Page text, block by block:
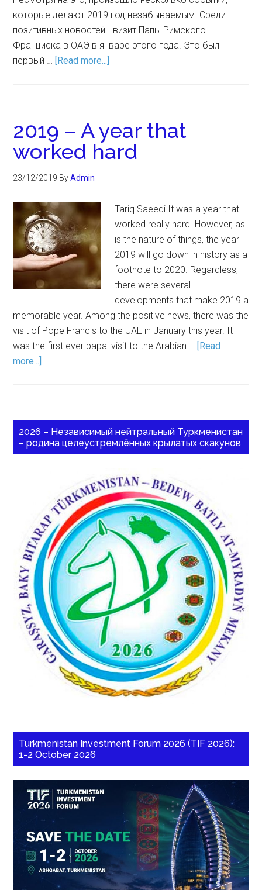
которые делают 2019 год незабываемым. Среди
позитивных новостей - визит Папы Римского
Франциска в ОАЭ в январе этого года. Это был
первый … [Read more...]
2019 – A year that
worked hard
23/12/2019 ByAdmin
Tariq Saeedi It was a year that
worked really hard. However, as
is the nature of things, the year
2019 will go down in history as a
footnote to 2020. Regardless,
there were several
developments that make 2019 a
memorable year. Among the positive news, there was the
visit of Pope Francis to the UAE in January this year. It
was the first ever papal visit to the Arabian … [Read
more...]
2026 – Независимый нейтральный Туркменистан
– родина целеустремлённых крылатых скакунов
Turkmenistan Investment Forum 2026 (TIF 2026):
1-2 October 2026